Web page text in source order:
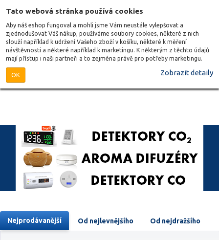
Tato webová stránka používá cookies
Aby náš eshop fungoval a mohli jsme Vám neustále vylepšovat a
zjednodušovat Váš nákup, používáme soubory cookies, některé z nich
slouží například k udržení Vašeho zboží v košíku, některé k měření
návštěvnosti a některé například k marketingu. K některým z těchto údajů
mají přístup i naši partneři a to zejména právě pro potřeby marketingu.
OK Zobrazit detaily
Nejprodávanější Od nejlevnějšího Od nejdražšího